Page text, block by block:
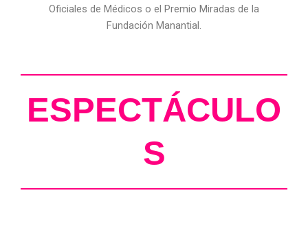
Oficiales de Médicos o el Premio Miradas de la
Fundación Manantial.
ESPECTÁCULO
S